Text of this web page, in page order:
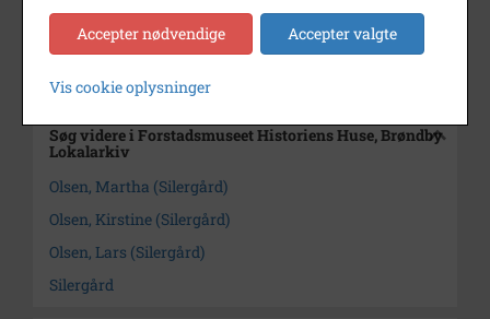
Fotograf
Ukendt
Arkiv
Forstadsmuseet Historiens
Søg videre i Forstadsmuseet Historiens Huse, Brøndby
Lokalarkiv
Olsen, Martha (Silergård)
Olsen, Kirstine (Silergård)
Olsen, Lars (Silergård)
Silergård
Accepter nødvendige Accepter valgte
Vis cookie oplysninger